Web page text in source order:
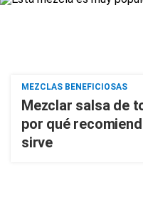
MEZCLAS BENEFICIOSAS
Mezclar salsa de
por qué
sirve